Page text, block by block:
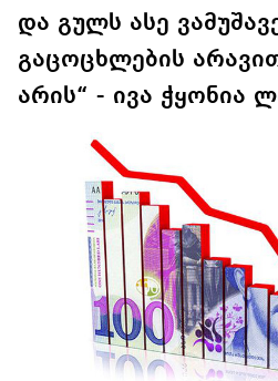
და გულს ასე
გაცოცხლების
არის“ - ივა ჭყონია